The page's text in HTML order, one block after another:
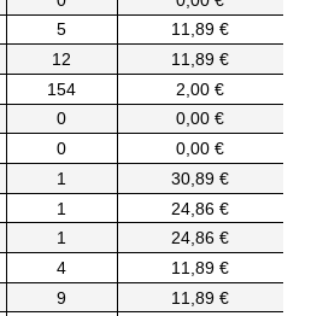
5
11,89 €
12
11,89 €
154
2,00 €
0
0,00 €
0
0,00 €
1
30,89 €
1
24,86 €
1
24,86 €
4
11,89 €
9
11,89 €